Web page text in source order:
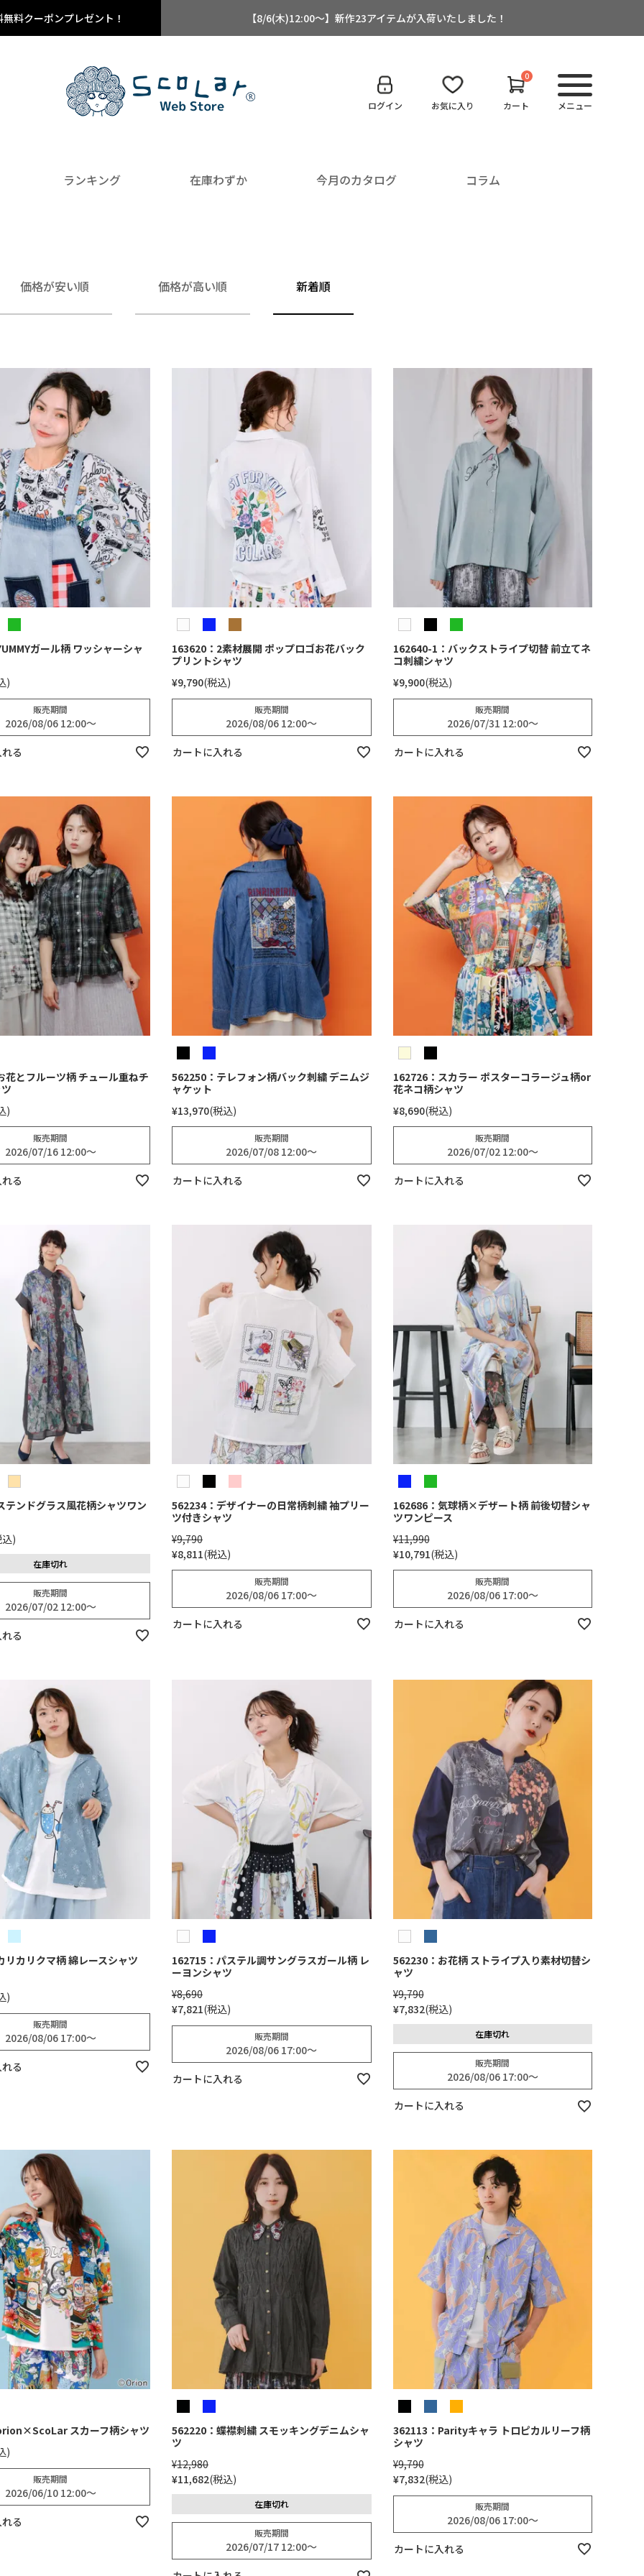
料クーポンプレゼント！ 【8/6(木)12:00～】新作23アイテムが入荷いたしました！
ログイン お気に入り
0
カート メニュー
ランキング 在庫わずか 今月のカタログ コラム
価格が安い順 価格が高い順 新着順
ガール柄 ワッシャーシャ
販売期間
2026/08/06 12:00〜
る
163620：2素材展開 ポップロゴお花バック
プリントシャツ
¥9,790 税込
販売期間
2026/08/06 12:00〜
カートに入れる
162640-1：バックストライプ切替 前立てネ
コ刺繍シャツ
¥9,900 税込
販売期間
2026/07/31 12:00〜
カートに入れる
花とフルーツ柄 チュール重ねチ
販売期間
2026/07/16 12:00〜
る
562250：テレフォン柄バック刺繍 デニムジ
ャケット
¥13,970 税込
販売期間
2026/07/08 12:00〜
カートに入れる
162726：スカラー ポスターコラージュ柄or
花ネコ柄シャツ
¥8,690 税込
販売期間
2026/07/02 12:00〜
カートに入れる
テンドグラス風花柄シャツワン
在庫切れ
販売期間
2026/07/02 12:00〜
る
562234：デザイナーの日常柄刺繍 袖プリー
ツ付きシャツ
¥9,790
¥8,811 税込
販売期間
2026/08/06 17:00〜
カートに入れる
162686：気球柄×デザート柄 前後切替シャ
ツワンピース
¥11,990
¥10,791 税込
販売期間
2026/08/06 17:00〜
カートに入れる
リカリクマ柄 綿レースシャツ
販売期間
2026/08/06 17:00〜
る
162715：パステル調サングラスガール柄 レ
ーヨンシャツ
¥8,690
¥7,821 税込
販売期間
2026/08/06 17:00〜
カートに入れる
562230：お花柄 ストライプ入り素材切替シ
ャツ
¥9,790
¥7,832 税込
在庫切れ
販売期間
2026/08/06 17:00〜
カートに入れる
スカーフ柄シャツ
販売期間
2026/06/10 12:00〜
る
562220：蝶襟刺繍 スモッキングデニムシャ
ツ
¥12,980
¥11,682 税込
在庫切れ
販売期間
2026/07/17 12:00〜
362113：Parityキャラ トロピカルリーフ柄
シャツ
¥9,790
¥7,832 税込
販売期間
2026/08/06 17:00〜
カートに入れる